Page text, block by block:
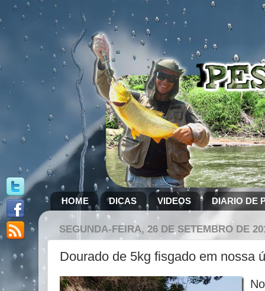
HOME DICAS VIDEOS DIARIO DE
SEGUNDA-FEIRA, 26 DE SETEMBRO DE
Dourado de 5kg fisgado em nossa